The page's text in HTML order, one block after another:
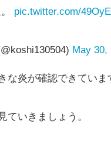
pic.twitter.com/
May 30,
な炎が確認できていま
ていきましょう。